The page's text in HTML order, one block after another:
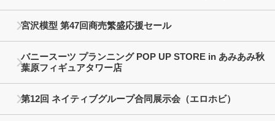
宮沢模型 第47回商売繁盛応援セール
バニースーツ プランニング POP UP STORE in あみあみ秋
葉原フィギュアタワー店
第12回 ネイティブグループ合同展示会（エロホビ）